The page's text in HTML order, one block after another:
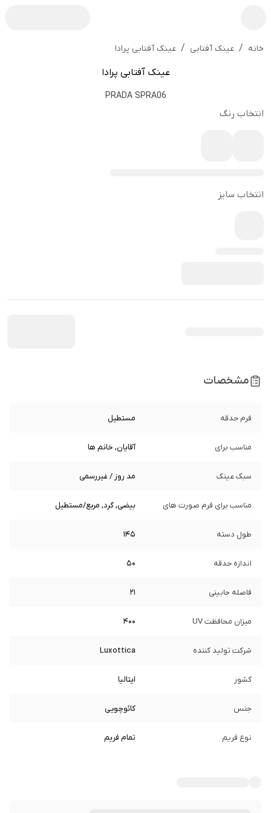
خانه / عینک آفتابی / عینک آفتابی پرادا
عینک آفتابی پرادا
PRADA SPRA06
انتخاب رنگ
انتخاب سایز
مشخصات
فرم حدقه مستطیل
مناسب برای آقایان, خانم ها
سبک عینک مد روز / غیررسمی
مناسب برای فرم صورت های بیضی, گرد, مربع/مستطیل
طول دسته 145
اندازه حدقه 50
فاصله جابینی 21
میزان محافظت UV 400
شرکت تولید کننده Luxottica
کشور ایتالیا
جنس کائوچویی
نوع فریم تمام فریم